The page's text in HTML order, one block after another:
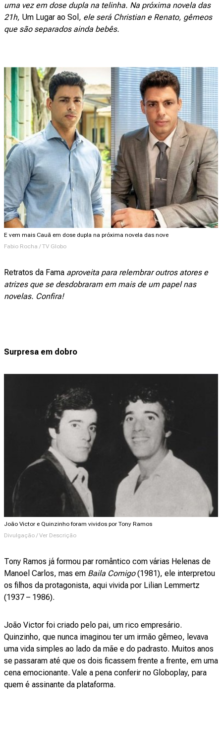
uma vez em dose dupla na telinha. Na próxima novela das
21h, Um Lugar ao Sol , ele será Christian e Renato, gêmeos
que são separados ainda bebês.
E vem mais Cauã em dose dupla na próxima novela das nove
Fabio Rocha / TV Globo
Retratos da Fama aproveita para relembrar outros atores e
atrizes que se desdobraram em mais de um papel nas
novelas. Confira!
Surpresa em dobro
João Victor e Quinzinho foram vividos por Tony Ramos
Divulgação / Ver Descrição
Tony Ramos já formou par romântico com várias Helenas de
Manoel Carlos, mas em Baila Comigo(1981), ele interpretou
os filhos da protagonista, aqui vivida por Lilian Lemmertz
(1937 – 1986).
João Victor foi criado pelo pai, um rico empresário.
Quinzinho, que nunca imaginou ter um irmão gêmeo, levava
uma vida simples ao lado da mãe e do padrasto. Muitos anos
se passaram até que os dois ficassem frente a frente, em uma
cena emocionante. Vale a pena conferir no Globoplay, para
quem é assinante da plataforma.